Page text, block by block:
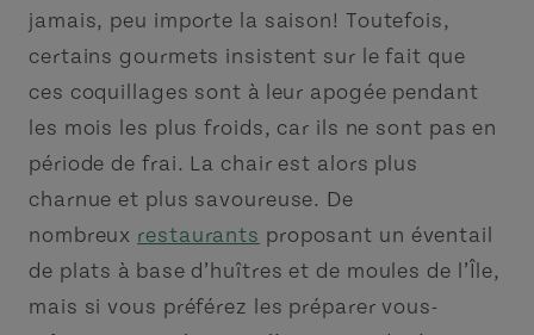
jamais, peu importe la saison! Toutefois,
certains gourmets insistent sur le fait que
ces coquillages sont à leur apogée pendant
les mois les plus froids, car ils ne sont pas en
période de frai. La chair est alors plus
charnue et plus savoureuse. De
nombreux restaurants proposant un éventail
de plats à base d’huîtres et de moules de l’Île,
mais si vous préférez les préparer vous-